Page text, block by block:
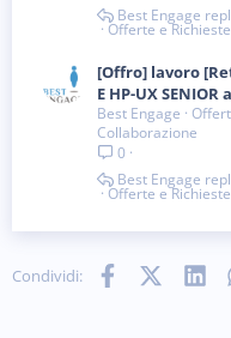
Offerte e
Best Engage
[Offro] lavoro
E HP-UX SENIOR
Best Engage
Collaborazione
0
Offerte e
Best Engage
Condividi: Facebook
X